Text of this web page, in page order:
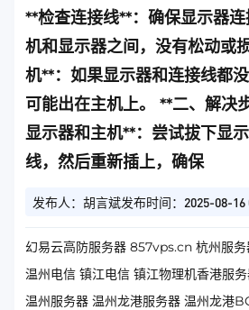
**检查连接线**：确保显示器
机和显示器之间，没有松动或
机**：如果显示器和连接线都
可能出在主机上。 **二、解决
显示器和主机**：尝试拔下显
线，然后重新插上，确保
发布人：胡言斌发布时间：2025-08-16
幻易云高防服务器 857vps.cn 杭州服
温州电信 镇江电信 镇江物理机香港服
温州服务器 温州龙港服务器 温州龙港